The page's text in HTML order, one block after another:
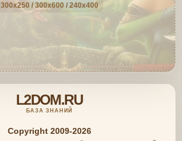
300x250 / 300x600 / 240x400
L2DOM.RU
БАЗА ЗНАНИЙ
Copyright 2009-2026